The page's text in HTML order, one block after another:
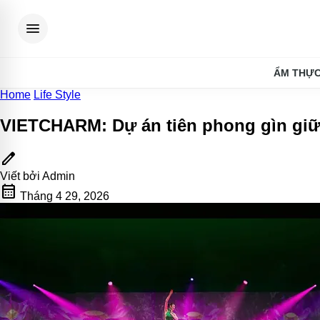
menu
ẨM
Home Life Style
VIETCHARM: Dự án tiên phong gìn
edit
Viết bởi Admin
calendar_month Tháng 4 29, 2026